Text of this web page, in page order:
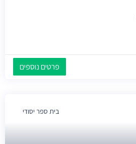
פרטים נוספים
בית ספר יסודי